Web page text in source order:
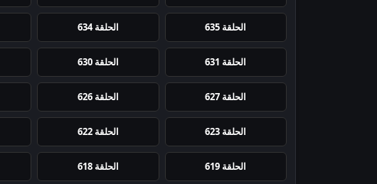
الحلقة 635 الحلقة 634
الحلقة 631 الحلقة 630
الحلقة 627 الحلقة 626
الحلقة 623 الحلقة 622
الحلقة 619 الحلقة 618